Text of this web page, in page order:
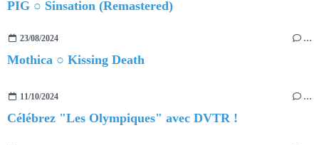
PIG ○ Sinsation (Remastered)
23/08/2024 …
Mothica ○ Kissing Death
11/10/2024 …
Célébrez "Les Olympiques" avec DVTR !